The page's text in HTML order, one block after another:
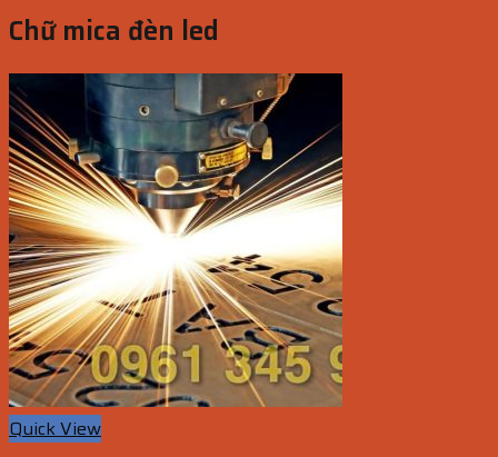
Chữ mica đèn led
Quick View